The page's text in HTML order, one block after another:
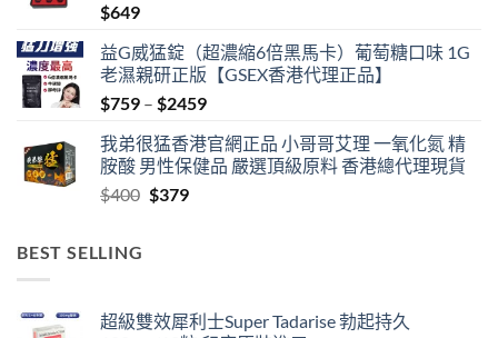
$649
益G威猛錠（超濃縮6倍黑馬卡）葡萄糖口味 1G
老濕親研正版【GSEX香港代理正品】
$759 – $2459Price
$759
through
我弟很猛香港官網正品 小哥哥艾理 一氧化氮 精
胺酸 男性保健品 嚴選頂級原料 香港總代理現貨
$400 Original
$379Current
BEST SELLING
超級雙效犀利士Super Tadarise 勃起持久